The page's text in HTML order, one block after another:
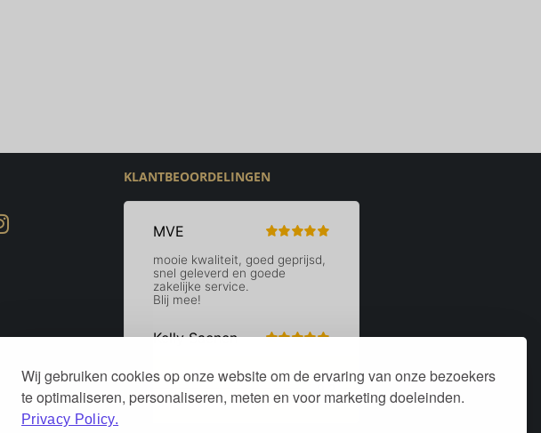
Wij gebruiken cookies op onze website om de ervaring van onze bezoekers
te optimaliseren, personaliseren, meten en voor marketing doeleinden.
Privacy Policy.
KLANTBEOORDELINGEN